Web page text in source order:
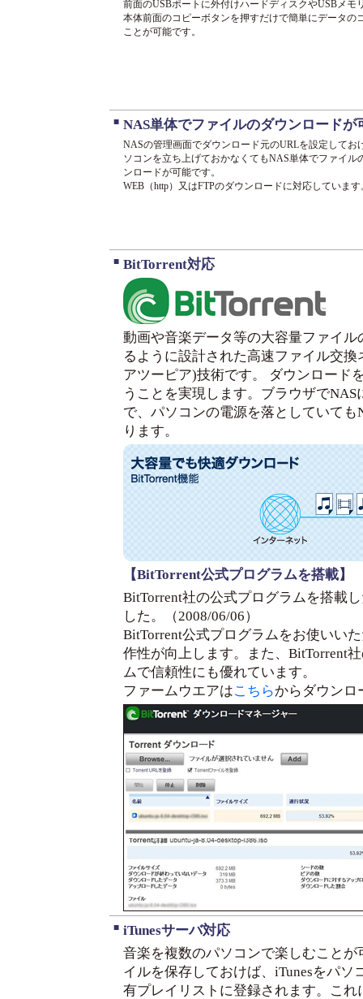
前面のUSBポートに外付けハードディスクやUSBメモ
本体前面のコピーボタンを押すだけで簡単にデータの
ことが可能です。
■ NAS単体でファイルのダウンロードが
NASの管理画面でダウンロード元のURLを設定してお
ソコンを立ち上げておかなくてもNAS単体でファイル
ンロードが可能です。
WEB（http）又はFTPのダウンロードに対応しています
■ BitTorrent対応
動画や音楽データ等の大容量ファイ
るように設計された高速ファイル交
アツーピア)技術です。 ダウンロード
うことを実現します。ブラウザで
で、パソコンの電源を落としていて
ります。
【BitTorrent公式プログラムを搭載】
BitTorrent社の公式プログラムを搭載
した。（2008/06/06）
BitTorrent公式プログラムをお使いい
作性が向上します。また、BitTorrent
ムで信頼性にも優れています。
ファームウエアはこちらからダウンロ
■ iTunesサーバ対応
音楽を複数のパソコンで楽しむこと
イルを保存しておけば、iTunesをパ
有プレイリストに登録されます。こ